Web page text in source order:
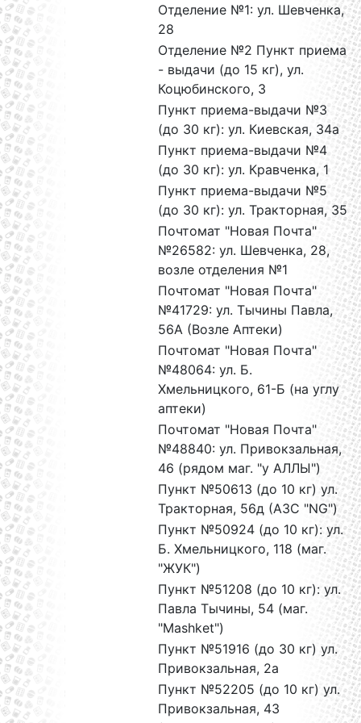
Отделение №1: ул. Шевченка,
28
Отделение №2 Пункт приема
- выдачи (до 15 кг), ул.
Коцюбинского, 3
Пункт приема-выдачи №3
(до 30 кг): ул. Киевская, 34а
Пункт приема-выдачи №4
(до 30 кг): ул. Кравченка, 1
Пункт приема-выдачи №5
(до 30 кг): ул. Тракторная, 35
Почтомат "Новая Почта"
№26582: ул. Шевченка, 28,
возле отделения №1
Почтомат "Новая Почта"
№41729: ул. Тычины Павла,
56А (Возле Аптеки)
Почтомат "Новая Почта"
№48064: ул. Б.
Хмельницкого, 61-Б (на углу
аптеки)
Почтомат "Новая Почта"
№48840: ул. Привокзальная,
46 (рядом маг. "у АЛЛЫ")
Пункт №50613 (до 10 кг) ул.
Тракторная, 56д (АЗС "NG")
Пункт №50924 (до 10 кг): ул.
Б. Хмельницкого, 118 (маг.
"ЖУК")
Пункт №51208 (до 10 кг): ул.
Павла Тычины, 54 (маг.
"Mashket")
Пункт №51916 (до 30 кг) ул.
Привокзальная, 2а
Пункт №52205 (до 10 кг) ул.
Привокзальная, 43